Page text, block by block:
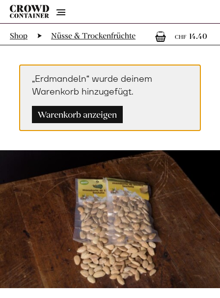
Menu
Shop Nüsse & Trockenfrüchte
CHF 14.401
„Erdmandeln“ wurde deinem
Warenkorb hinzugefügt.
Warenkorb anzeigen